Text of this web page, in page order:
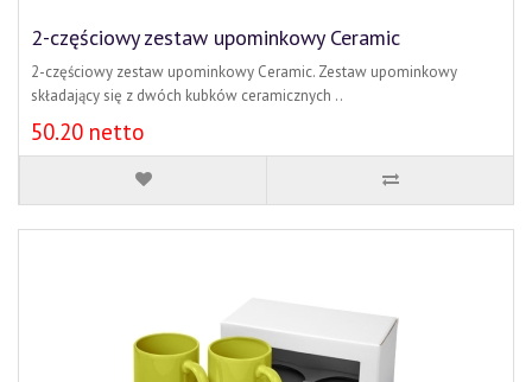
2-częściowy zestaw upominkowy Ceramic
2-częściowy zestaw upominkowy Ceramic. Zestaw upominkowy
składający się z dwóch kubków ceramicznych ..
50.20 netto